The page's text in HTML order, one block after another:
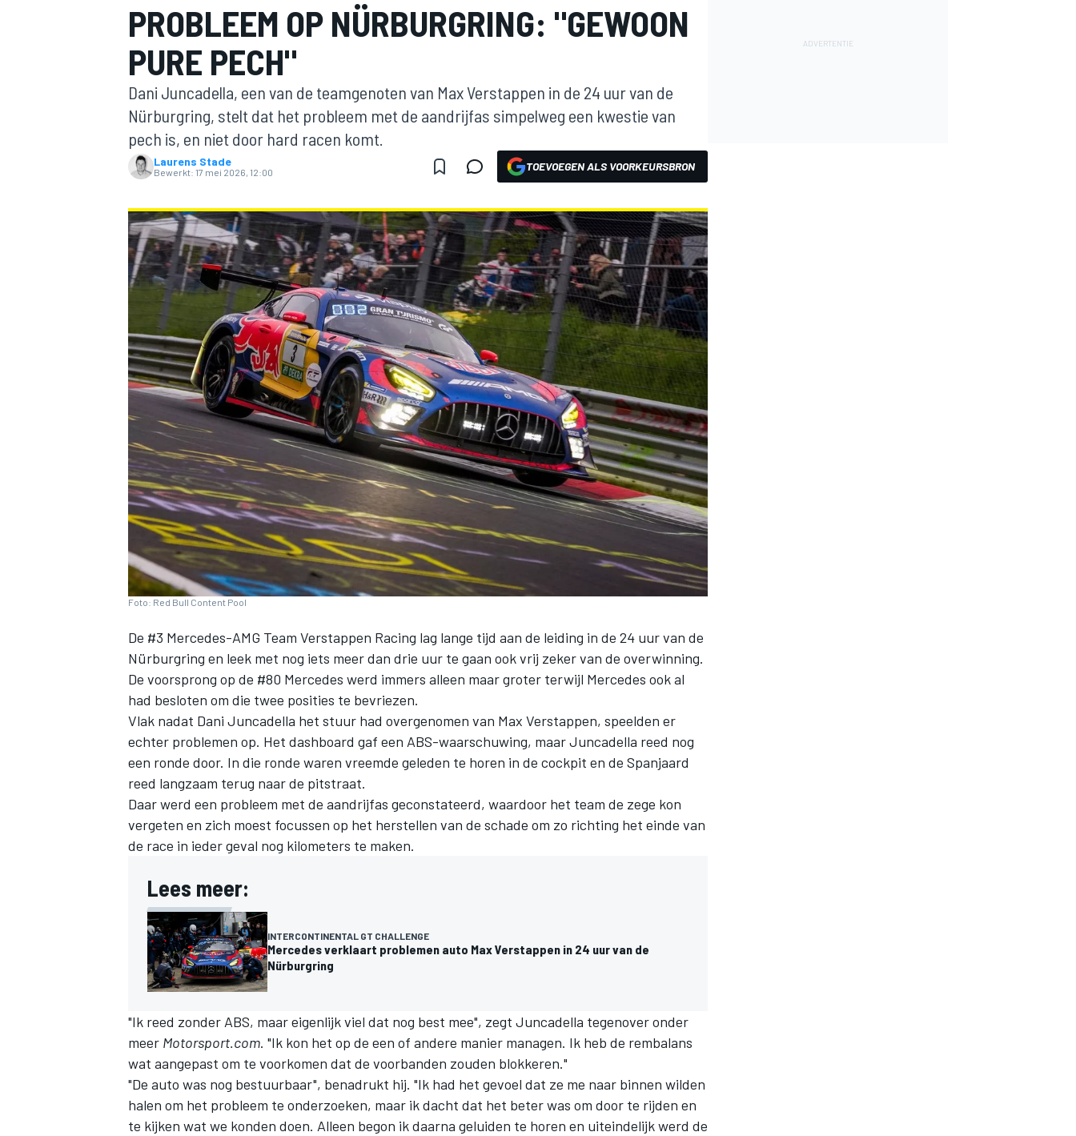
MOTOGP
INDYCAR
WEC DTM
PROBLEEM OP NÜRBURGRING: "GEWOON
PURE PECH"
Dani Juncadella, een van de teamgenoten van Max Verstappen in de 24 uur van de
Nürburgring, stelt dat het probleem met de aandrijfas simpelweg een kwestie van
pech is, en niet door hard racen komt.
Laurens Stade
Bewerkt: 17 mei 2026, 12:00 TOEVOEGEN ALS VOORKEURSBRON
Foto: Red Bull Content Pool
De #3 Mercedes-AMG Team Verstappen Racing lag lange tijd aan de leiding in de 24 uur van de
Nürburgring en leek met nog iets meer dan drie uur te gaan ook vrij zeker van de overwinning.
De voorsprong op de #80 Mercedes werd immers alleen maar groter terwijl Mercedes ook al
had besloten om die twee posities te bevriezen.
Vlak nadat Dani Juncadella het stuur had overgenomen van Max Verstappen, speelden er
echter problemen op. Het dashboard gaf een ABS-waarschuwing, maar Juncadella reed nog
een ronde door. In die ronde waren vreemde geleden te horen in de cockpit en de Spanjaard
reed langzaam terug naar de pitstraat.
Daar werd een probleem met de aandrijfas geconstateerd, waardoor het team de zege kon
vergeten en zich moest focussen op het herstellen van de schade om zo richting het einde van
de race in ieder geval nog kilometers te maken.
Lees meer:
INTERCONTINENTAL GT CHALLENGE
Mercedes verklaart problemen auto Max Verstappen in 24 uur van de
Nürburgring
"Ik reed zonder ABS, maar eigenlijk viel dat nog best mee", zegt Juncadella tegenover onder
meer Motorsport.com. "Ik kon het op de een of andere manier managen. Ik heb de rembalans
wat aangepast om te voorkomen dat de voorbanden zouden blokkeren."
"De auto was nog bestuurbaar", benadrukt hij. "Ik had het gevoel dat ze me naar binnen wilden
halen om het probleem te onderzoeken, maar ik dacht dat het beter was om door te rijden en
te kijken wat we konden doen. Alleen begon ik daarna geluiden te horen en uiteindelijk werd de